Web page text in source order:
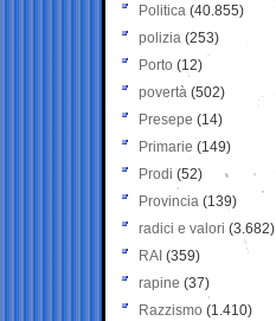
Politica (40.855)
polizia (253)
Porto (12)
povertà (502)
Presepe (14)
Primarie (149)
Prodi (52)
Provincia (139)
radici e valori (3.682)
RAI (359)
rapine (37)
Razzismo (1.410)